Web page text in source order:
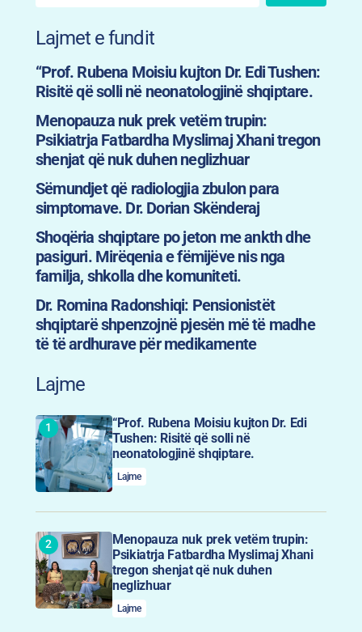
Lajmet e fundit
“Prof. Rubena Moisiu kujton Dr. Edi Tushen:
Risitë që solli në neonatologjinë shqiptare.
Menopauza nuk prek vetëm trupin:
Psikiatrja Fatbardha Myslimaj Xhani tregon
shenjat që nuk duhen neglizhuar
Sëmundjet që radiologjia zbulon para
simptomave. Dr. Dorian Skënderaj
Shoqëria shqiptare po jeton me ankth dhe
pasiguri. Mirëqenia e fëmijëve nis nga
familja, shkolla dhe komuniteti.
Dr. Romina Radonshiqi: Pensionistët
shqiptarë shpenzojnë pjesën më të madhe
të të ardhurave për medikamente
Lajme
“Prof. Rubena Moisiu kujton Dr. Edi
Tushen: Risitë që solli në
neonatologjinë shqiptare.
Lajme
Menopauza nuk prek vetëm trupin:
Psikiatrja Fatbardha Myslimaj Xhani
tregon shenjat që nuk duhen
neglizhuar
Lajme